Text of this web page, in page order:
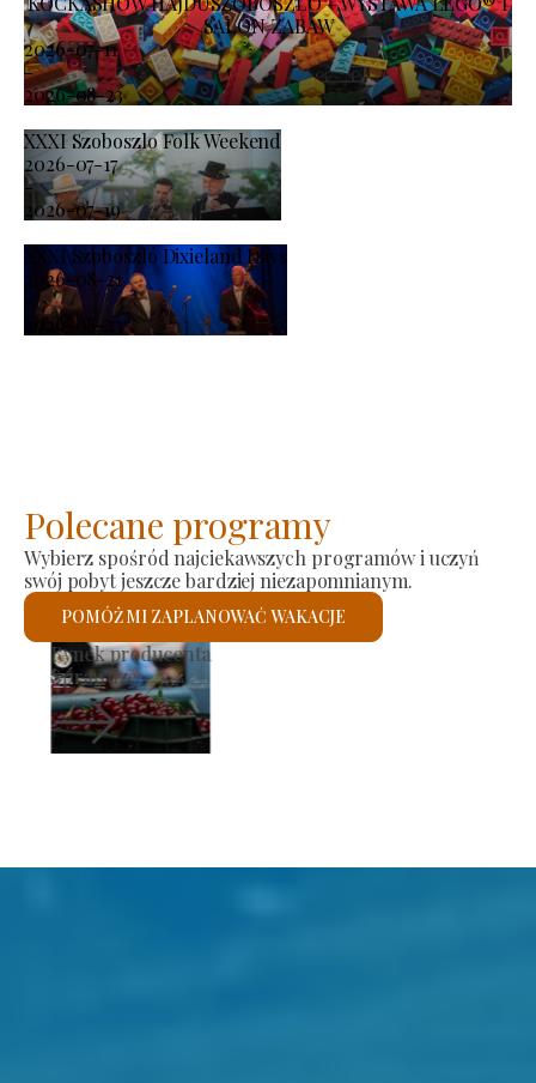
SALON ZABAW
2026-07-11
-
2026-08-23
XXXI Szoboszlo Folk Weekend
2026-07-17
-
2026-07-19
XXXI Szoboszló Dixieland Days
2026-08-21
-
2026-08-23
Polecane programy
Wybierz spośród najciekawszych programów i uczyń
swój pobyt jeszcze bardziej niezapomnianym.
POMÓŻ MI ZAPLANOWAĆ WAKACJE
Kościół rzymskokatolicki św.
Sprawdzę